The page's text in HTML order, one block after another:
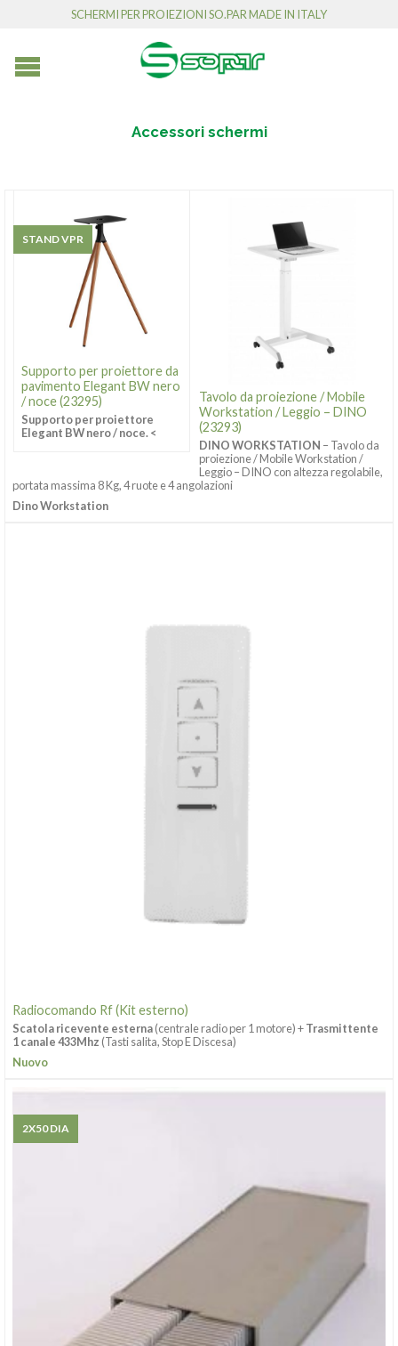
SCHERMI PER PROIEZIONI SO.PAR MADE IN ITALY
Accessori schermi
Supporto per proiettore da
pavimento Elegant BW nero
/ noce (23295)
Supporto per proiettore
Elegant BW nero / noce. <
STAND VPR
Tavolo da proiezione / Mobile
Workstation / Leggio – DINO
(23293)
DINO WORKSTATION – Tavolo da
proiezione / Mobile Workstation /
Leggio – DINO con altezza regolabile,
portata massima 8 Kg, 4 ruote e 4 angolazioni
Dino Workstation
Radiocomando Rf (Kit esterno)
Scatola ricevente esterna(centrale radio per 1 motore) +Trasmittente
1 canale 433Mhz (Tasti salita, Stop E Discesa)
Nuovo
2X50 DIA